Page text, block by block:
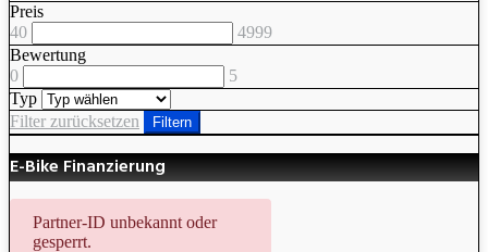
Preis
40
4999
Bewertung
0
5
Typ
Filter zurücksetzen
Filtern
E-Bike Finanzierung
Partner-ID unbekannt oder
gesperrt.